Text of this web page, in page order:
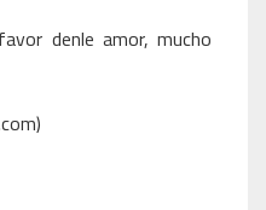
denle amor, mucho